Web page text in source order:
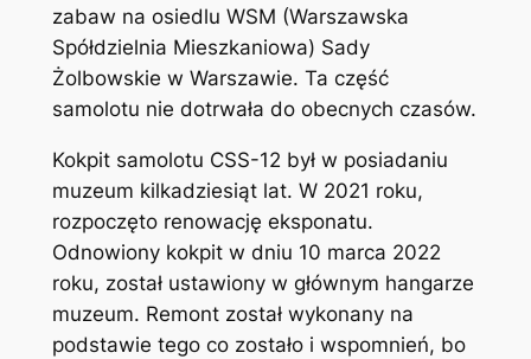
zabaw na osiedlu WSM (Warszawska
Spółdzielnia Mieszkaniowa) Sady
Żolbowskie w Warszawie. Ta część
samolotu nie dotrwała do obecnych czasów.
Kokpit samolotu CSS-12 był w posiadaniu
muzeum kilkadziesiąt lat. W 2021 roku,
rozpoczęto renowację eksponatu.
Odnowiony kokpit w dniu 10 marca 2022
roku, został ustawiony w głównym hangarze
muzeum. Remont został wykonany na
podstawie tego co zostało i wspomnień, bo